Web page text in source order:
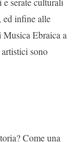
ed infine alle
Ebraica a
sono
Come una